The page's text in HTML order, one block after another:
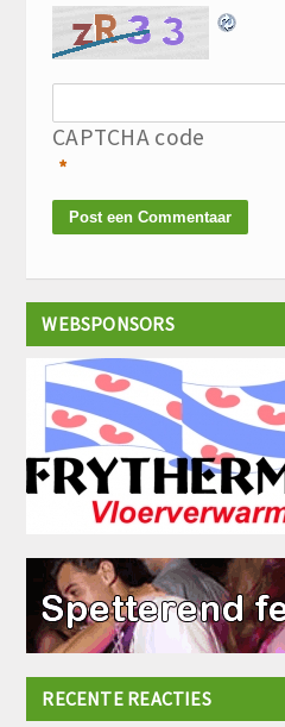
CAPTCHA code
*
WEBSPONSORS
RECENTE REACTIES